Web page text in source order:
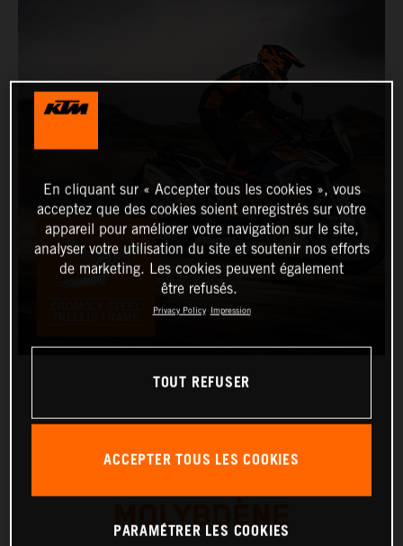
CADRE TREILLIS EN
MOLYBDÈNE
En cliquant sur « Accepter tous les cookies », vous
acceptez que des cookies soient enregistrés sur votre
appareil pour améliorer votre navigation sur le site,
analyser votre utilisation du site et soutenir nos efforts
de marketing. Les cookies peuvent également
être refusés.
Privacy Policy Impression
TOUT REFUSER
ACCEPTER TOUS LES COOKIES
PARAMÉTRER LES COOKIES